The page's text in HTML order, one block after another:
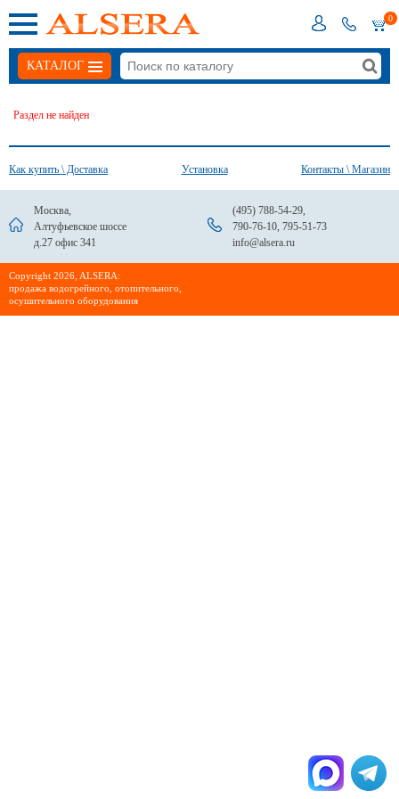
0
КАТАЛОГ
Раздел не найден
Как купить \ Доставка Установка Контакты \ Магазин
Москва,
Алтуфьевское шоссе
д.27 офис 341
(495) 788-54-29,
790-76-10, 795-51-73
info@alsera.ru
Сopyright 2026, ALSERA:
продажа водогрейного, отопительного,
осушительного оборудования